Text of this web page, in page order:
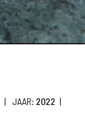
| JAAR: 2022 |